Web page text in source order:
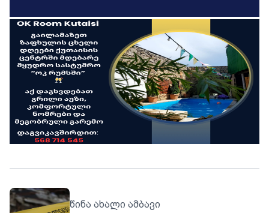
წინა ახალი ამბავი